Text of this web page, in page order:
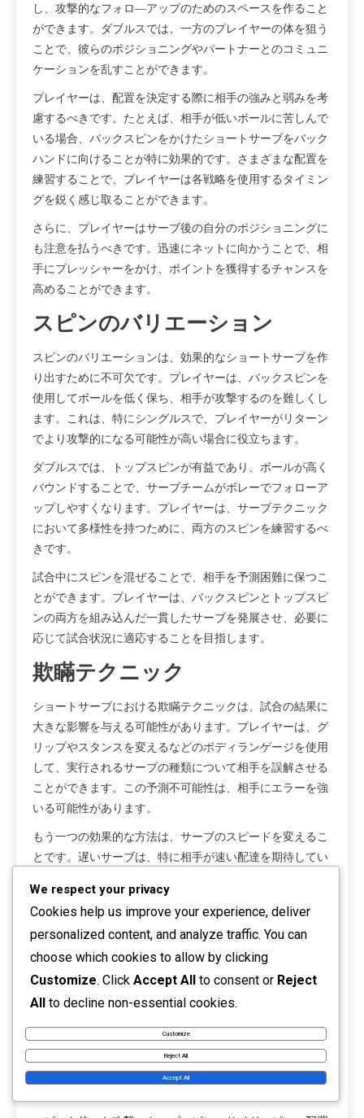
し、攻撃的なフォロ―アップのためのスペースを作ること
ができます。ダブルスでは、一方のプレイヤーの体を狙う
ことで、彼らのポジショニングやパートナーとのコミュニ
ケーションを乱すことができます。
プレイヤーは、配置を決定する際に相手の強みと弱みを考
慮するべきです。たとえば、相手が低いボールに苦しんで
いる場合、バックスピンをかけたショートサーブをバック
ハンドに向けることが特に効果的です。さまざまな配置を
練習することで、プレイヤーは各戦略を使用するタイミン
グを鋭く感じ取ることができます。
さらに、プレイヤーはサーブ後の自分のポジショニングに
も注意を払うべきです。迅速にネットに向かうことで、相
手にプレッシャーをかけ、ポイントを獲得するチャンスを
高めることができます。
スピンのバリエーション
スピンのバリエーションは、効果的なショートサーブを作
り出すために不可欠です。プレイヤーは、バックスピンを
使用してボールを低く保ち、相手が攻撃するのを難しくし
ます。これは、特にシングルスで、プレイヤーがリターン
でより攻撃的になる可能性が高い場合に役立ちます。
ダブルスでは、トップスピンが有益であり、ボールが高く
バウンドすることで、サーブチームがボレーでフォローア
ップしやすくなります。プレイヤーは、サーブテクニック
において多様性を持つために、両方のスピンを練習するべ
きです。
試合中にスピンを混ぜることで、相手を予測困難に保つこ
とができます。プレイヤーは、バックスピンとトップスピ
ンの両方を組み込んだ一貫したサーブを発展させ、必要に
応じて試合状況に適応することを目指します。
欺瞞テクニック
ショートサーブにおける欺瞞テクニックは、試合の結果に
大きな影響を与える可能性があります。プレイヤーは、グ
リップやスタンスを変えるなどのボディランゲージを使用
して、実行されるサーブの種類について相手を誤解させる
ことができます。この予測不可能性は、相手にエラーを強
いる可能性があります。
もう一つの効果的な方法は、サーブのスピードを変えるこ
とです。遅いサーブは、特に相手が速い配達を期待してい
は、欺瞞能力を高めるためにサーブのスピードを混ぜる練
習をするべきです。
す。一方向にサーブするふりをして、別の場所にボールを
届けることで、次のショットのための隙間を作ることがで
きます。このテクニックは、スムーズに実行するための練
習が必要ですが、重要な試合状況でのゲームチェンジャー
となる可能性があります。
関連記事
We respect your privacy
Cookies help us improve your experience, deliver
personalized content, and analyze traffic. You can
choose which cookies to allow by clicking
Customize. Click Accept All to consent or Reject
All to decline non-essential cookies.
Customize
Reject All
Accept All